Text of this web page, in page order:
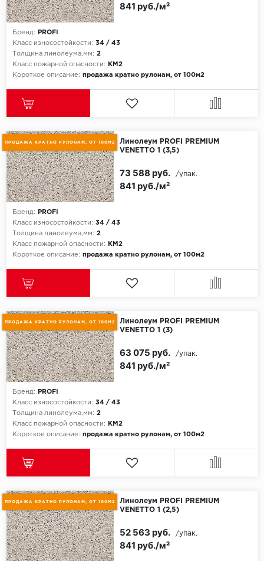
SPC Alta Step
SPC Betta
SPC Promo
TANTO
Tarkett
Vinil click
Vinilam
Бренд:
PROFI
Класс износостойкости: 34 / 43
Толщина линолеума,мм: 2
Класс пожарной опасности:
КМ2
Короткое описание: продажа кратно рулонам, от 100м2
841 руб./м²
ПРОДАЖА КРАТНО РУЛОНАМ, ОТ 100М2
Линолеум PROFI PREMIUM
VENETTO 1 (3,5)
Бренд:
PROFI
Класс износостойкости: 34 / 43
Толщина линолеума,мм: 2
Класс пожарной опасности:
КМ2
Короткое описание: продажа кратно рулонам, от 100м2
841 руб./м²
73 588 руб. /упак.
ПРОДАЖА КРАТНО РУЛОНАМ, ОТ 100М2
Линолеум PROFI PREMIUM
VENETTO 1 (3)
Бренд:
PROFI
Класс износостойкости: 34 / 43
Толщина линолеума,мм: 2
Класс пожарной опасности:
КМ2
Короткое описание: продажа кратно рулонам, от 100м2
841 руб./м²
63 075 руб. /упак.
ПРОДАЖА КРАТНО РУЛОНАМ, ОТ 100М2
Линолеум PROFI PREMIUM
VENETTO 1 (2,5)
841 руб./м²
52 563 руб. /упак.